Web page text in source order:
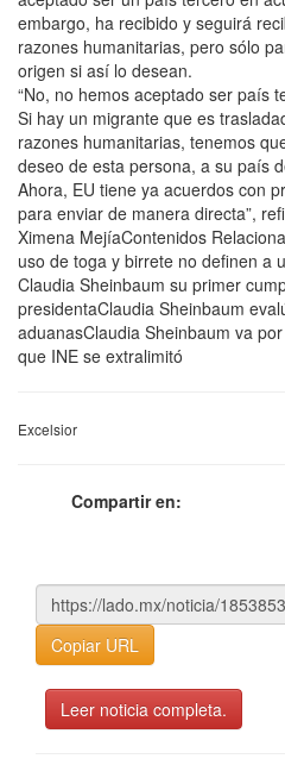
embargo, ha recibido y seguirá
razones humanitarias, pero sólo
origen si así lo desean.
“No, no hemos aceptado ser país
Si hay un migrante que es
razones humanitarias, tenemos
deseo de esta persona, a su país
Ahora, EU tiene ya acuerdos con
para enviar de manera directa”,
Ximena MejíaContenidos
uso de toga y birrete no definen a
Claudia Sheinbaum su primer
presidentaClaudia Sheinbaum
aduanasClaudia Sheinbaum va
que INE se extralimitó
Excelsior
Compartir en:
Copiar URL
Leer noticia completa.